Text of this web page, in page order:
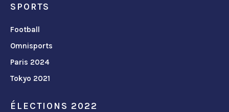
SPORTS
Football
Omnisports
Paris 2024
Tokyo 2021
ÉLECTIONS 2022